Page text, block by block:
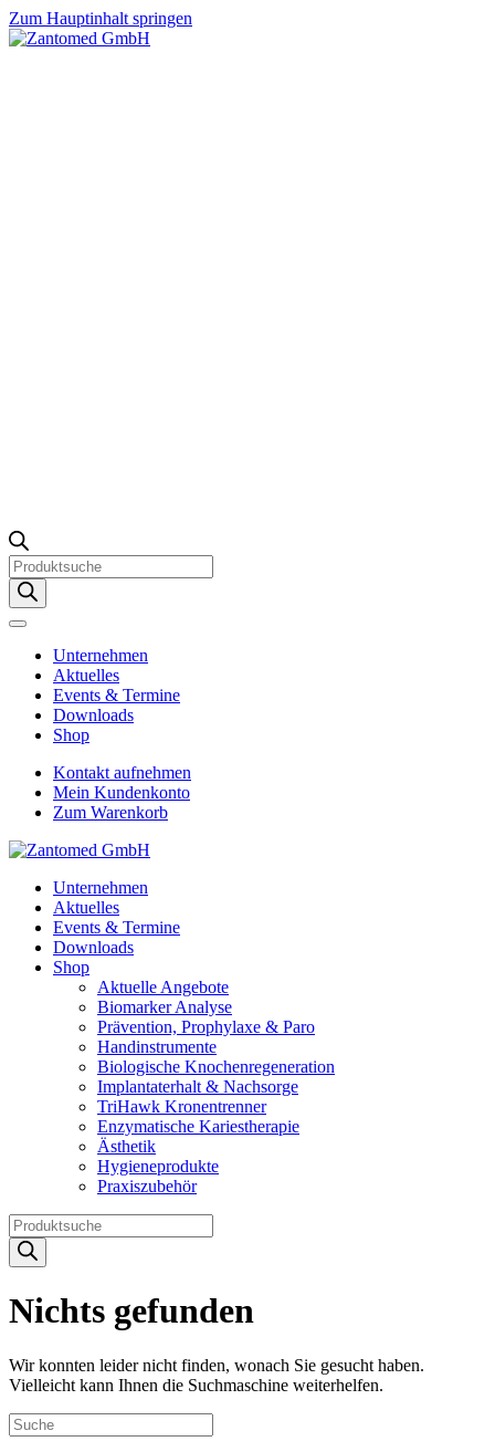
Zum Hauptinhalt springen
Products
search
Unternehmen
Aktuelles
Events & Termine
Downloads
Shop
Kontakt aufnehmen
Mein Kundenkonto
Zum Warenkorb
Unternehmen
Aktuelles
Events & Termine
Downloads
Shop
Aktuelle Angebote
Biomarker Analyse
Prävention, Prophylaxe & Paro
Handinstrumente
Biologische Knochenregeneration
Implantaterhalt & Nachsorge
TriHawk Kronentrenner
Enzymatische Kariestherapie
Ästhetik
Hygieneprodukte
Praxiszubehör
Products
search
Nichts gefunden
Wir konnten leider nicht finden, wonach Sie gesucht haben.
Vielleicht kann Ihnen die Suchmaschine weiterhelfen.